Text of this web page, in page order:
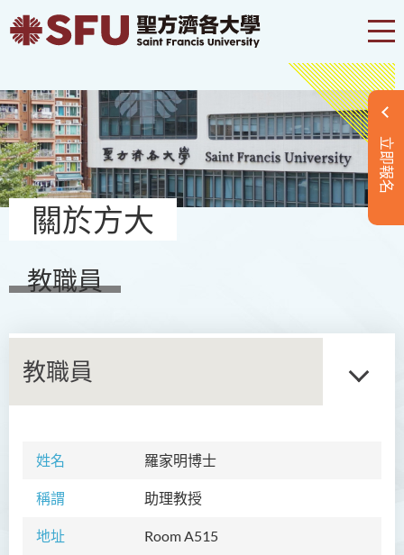
立即報名
關於方大
教職員
教職員
姓名 羅家明博士
稱謂 助理教授
地址 Room A515
學院簡介
院長的話
願景和使命